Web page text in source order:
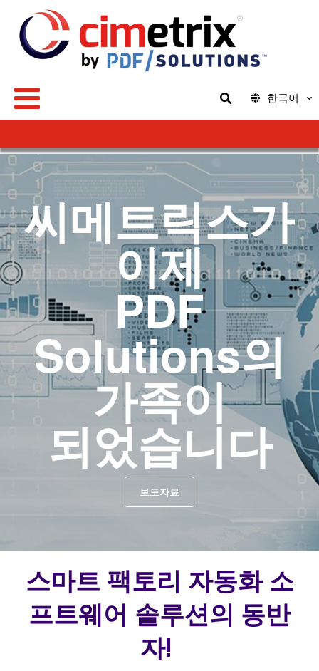
한국어
씨메트릭스가
이제
PDF
Solutions의
가족이
되었습니다
보도자료
스마트 팩토리 자동화 소
프트웨어 솔루션의 동반
자!